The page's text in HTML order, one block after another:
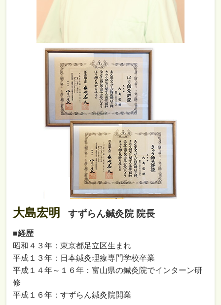
大島宏明 すずらん鍼灸院 院長
■経歴
昭和４３年：東京都足立区生まれ
平成１３年：日本鍼灸理療専門学校卒業
平成１４年～１６年：富山県の鍼灸院でインターン研
修
平成１６年：すずらん鍼灸院開業